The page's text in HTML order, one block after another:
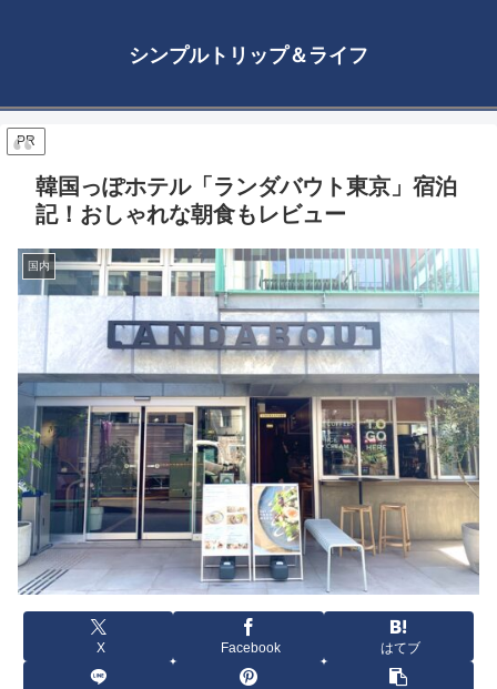
シンプルトリップ＆ライフ
PR
韓国っぽホテル「ランダバウト東京」宿泊
記！おしゃれな朝食もレビュー
国内
X Facebook はてブ